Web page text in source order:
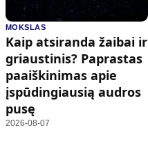
MOKSLAS
Kaip atsiranda žaibai ir
griaustinis? Paprastas
paaiškinimas apie
įspūdingiausią audros
pusę
2026-08-07